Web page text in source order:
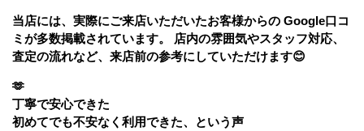
当店には、実際にご来店いただいたお客様からの Google口コ
ミが多数掲載されています。 店内の雰囲気やスタッフ対応、
査定の流れなど、来店前の参考にしていただけます😊
🫶
丁寧で安心できた
初めてでも不安なく利用できた、という声